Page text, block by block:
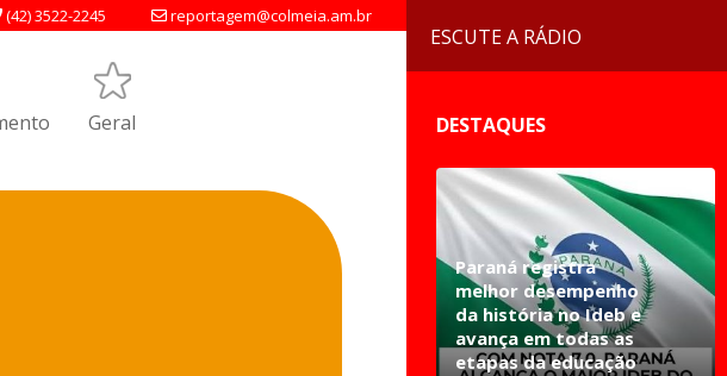
reportagem@colmeia.am.br
(42) 3522-2245
Geral
ESCUTE A RÁDIO
DESTAQUES
Paraná registra
melhor desempenho
da história no Ideb e
avança em todas as
etapas da educação